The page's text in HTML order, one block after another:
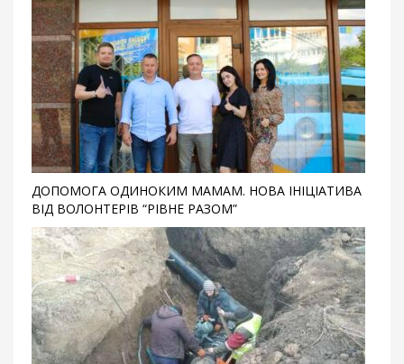
ДОПОМОГА ОДИНОКИМ МАМАМ. НОВА ІНІЦІАТИВА
ВІД ВОЛОНТЕРІВ “РІВНЕ РАЗОМ”